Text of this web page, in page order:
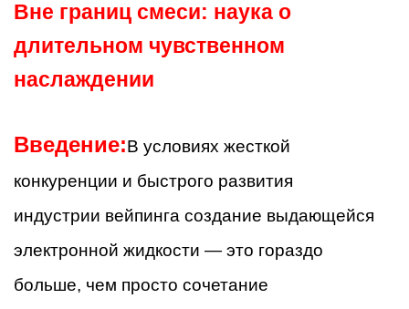
Вне границ смеси: наука о
длительном чувственном
наслаждении
Введение:В условиях жесткой
конкуренции и быстрого развития
индустрии вейпинга создание выдающейся
электронной жидкости — это гораздо
больше, чем просто сочетание